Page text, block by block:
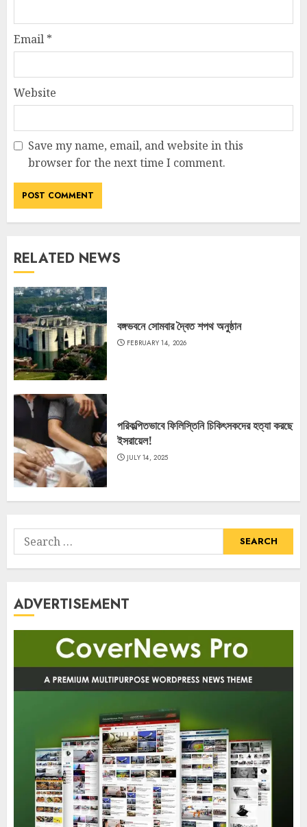
Email *
Website
Save my name, email, and website in this
browser for the next time I comment.
RELATED NEWS
বঙ্গভবনে সোমবার দ্বৈত শপথ অনুষ্ঠান
FEBRUARY 14, 2026
পরিকল্পিতভাবে ফিলিস্তিনি চিকিৎসকদের হত্যা করছে
ইসরায়েল!
JULY 14, 2025
Search
for:
ADVERTISEMENT